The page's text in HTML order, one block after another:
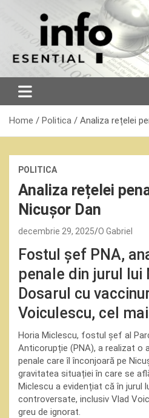
Home Politica Analiza rețelei
POLITICA
Analiza rețelei
Nicușor Dan
decembrie 29, 2025 O Gabriel
Fostul șef PNA,
penale din jurul lui
Dosarul cu
Voiculescu, cel
Horia Miclescu, fostul șef al
Anticorupție (PNA), a realizat o
penale care îl înconjoară pe
gravitatea situației în care se
Miclescu a evidențiat că în jurul
controversate, inclusiv Vlad
greu de ignorat.